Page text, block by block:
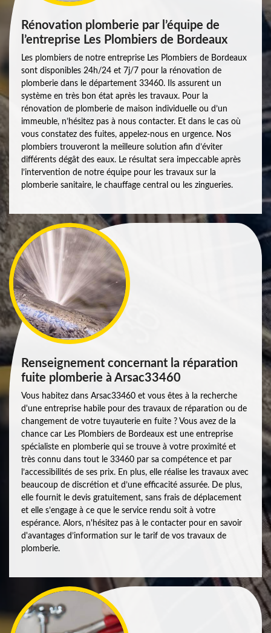
Rénovation plomberie par l’équipe de
l’entreprise Les Plombiers de Bordeaux
Les plombiers de notre entreprise Les Plombiers de Bordeaux
sont disponibles 24h/24 et 7j/7 pour la rénovation de
plomberie dans le département 33460. Ils assurent un
système en très bon état après les travaux. Pour la
rénovation de plomberie de maison individuelle ou d’un
immeuble, n’hésitez pas à nous contacter. Et dans le cas où
vous constatez des fuites, appelez-nous en urgence. Nos
plombiers trouveront la meilleure solution afin d’éviter
différents dégât des eaux. Le résultat sera impeccable après
l’intervention de notre équipe pour les travaux sur la
plomberie sanitaire, le chauffage central ou les zingueries.
Renseignement concernant la réparation
fuite plomberie à Arsac33460
Vous habitez dans Arsac33460 et vous êtes à la recherche
d'une entreprise habile pour des travaux de réparation ou de
changement de votre tuyauterie en fuite ? Vous avez de la
chance car Les Plombiers de Bordeaux est une entreprise
spécialiste en plomberie qui se trouve à votre proximité et
très connu dans tout le 33460 par sa compétence et par
l’accessibilités de ses prix. En plus, elle réalise les travaux avec
beaucoup de discrétion et d’une efficacité assurée. De plus,
elle fournit le devis gratuitement, sans frais de déplacement
et elle s’engage à ce que le service rendu soit à votre
espérance. Alors, n'hésitez pas à le contacter pour en savoir
d'avantages d’information sur le tarif de vos travaux de
plomberie.